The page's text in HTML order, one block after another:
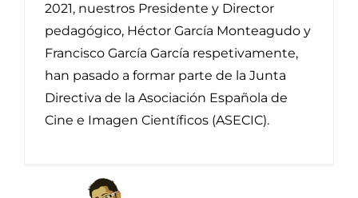
2021, nuestros Presidente y Director
pedagógico, Héctor García Monteagudo y
Francisco García García respetivamente,
han pasado a formar parte de la Junta
Directiva de la Asociación Española de
Cine e Imagen Científicos (ASECIC).